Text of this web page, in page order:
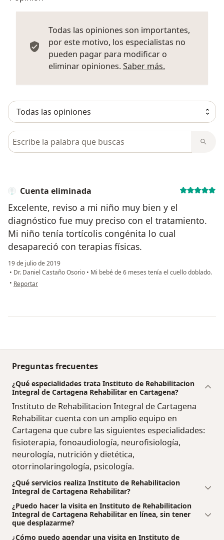
Todas las opiniones son importantes,
por este motivo, los especialistas no
pueden pagar para modificar o
eliminar opiniones. Saber más.
Busca en opiniones
Cuenta eliminada
Excelente, reviso a mi niño muy bien y el
diagnóstico fue muy preciso con el tratamiento.
Mi niño tenía tortícolis congénita lo cual
desapareció con terapias físicas.
19 de julio de 2019
• Dr. Daniel Castaño Osorio • Mi bebé de 6 meses tenía el cuello doblado.
• en opinión del usuario Cuenta eliminada
Reportar
Preguntas frecuentes
¿Qué especialidades trata Instituto de Rehabilitacion
Integral de Cartagena Rehabilitar en Cartagena?
Instituto de Rehabilitacion Integral de Cartagena
Rehabilitar cuenta con un amplio equipo en
Cartagena que cubre las siguientes especialidades:
fisioterapia, fonoaudiología, neurofisiología,
neurología, nutrición y dietética,
otorrinolaringología, psicología.
¿Qué servicios realiza Instituto de Rehabilitacion
Integral de Cartagena Rehabilitar?
¿Puedo hacer la visita en Instituto de Rehabilitacion
Integral de Cartagena Rehabilitar en línea, sin tener
que desplazarme?
¿Cómo puedo agendar una visita en Instituto de